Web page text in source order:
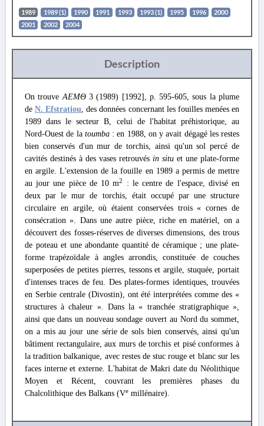
1989 1989 (1) 1990 1991 1993 1993 (1) 1995 1996
2000
2001
2002 2004
Description
On trouveΑΕΜΘ 3 (1989) [1992], p. 595-605, sous la plume
deN. Efstratiou, des données concernant les fouilles menées en
1989 dans le secteur B, celui de l'habitat préhistorique, au
Nord-Ouest de la toumba : en 1988, on y avait dégagé les restes
bien conservés d'un mur de torchis, ainsi qu'un sol percé de
cavités destinés à des vases retrouvés in situ et une plate-forme
en argile. L'extension de la fouille en 1989 a permis de mettre
au jour une pièce de 10 m2
: le centre de l'espace, divisé en
deux par le mur de torchis, était occupé par une structure
circulaire en argile, où étaient conservées trois « cornes de
consécration ». Dans une autre pièce, riche en matériel, on a
découvert des fosses-réserves de diverses dimensions, des trous
de poteau et une abondante quantité de céramique ; une plate-
forme trapézoïdale à angles arrondis, constituée de couches
superposées de petites pierres, tessons et argile, stuquée, portait
d'intenses traces de feu. Des plates-formes identiques, trouvées
en Serbie centrale (Divostin), ont été interprétées comme des «
structures à chaleur ». Dans la « tranchée stratigraphique »,
ainsi que dans un nouveau sondage ouvert au Nord du sommet,
on a mis au jour une série de sols bien conservés, ainsi qu'un
bâtiment rectangulaire, aux murs de torchis et pisé conformes à
la tradition balkanique, avec restes de stuc rouge et blanc sur les
faces interne et externe. L'habitat de Makri date du Néolithique
Moyen et Récent, couvrant les premières phases du
Chalcolithique des Balkans (Ve millénaire).